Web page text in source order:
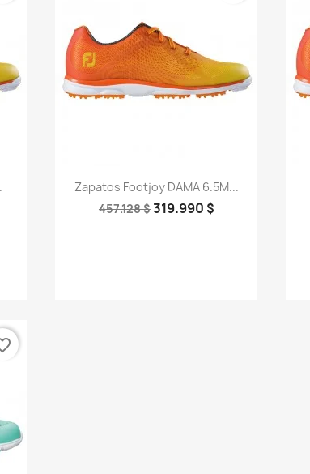
Vista rápida
Zapatos Footjoy DAMA 6.5M...
457.128 $319.990 $